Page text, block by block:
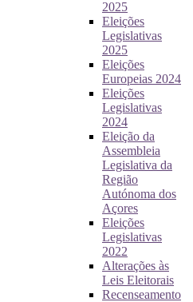
2025
Eleições
Legislativas
2025
Eleições
Europeias 2024
Eleições
Legislativas
2024
Eleição da
Assembleia
Legislativa da
Região
Autónoma dos
Açores
Eleições
Legislativas
2022
Alterações às
Leis Eleitorais
Recenseamento